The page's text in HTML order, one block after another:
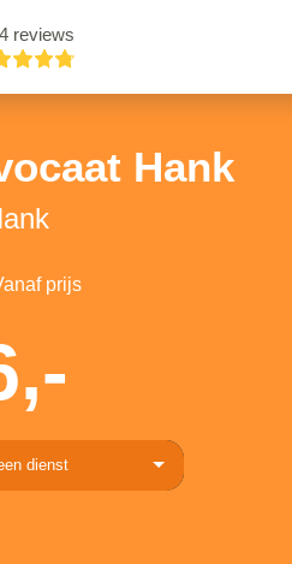
reviews
Hank
prijs
dienst